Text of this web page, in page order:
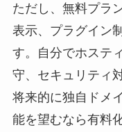
ただし、無料プラ
表示、プラグイン
す。自分でホステ
守、セキュリティ
将来的に独自ドメ
能を望むなら有料